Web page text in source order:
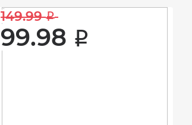
149.99 i
99.98 i